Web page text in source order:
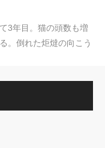
3年目。猫の頭数も増
。倒れた炬燵の向こう